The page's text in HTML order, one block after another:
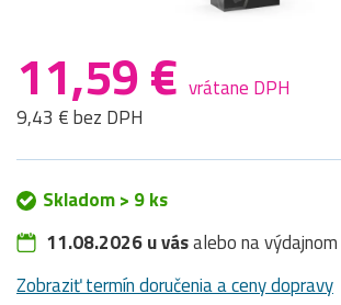
11,59 € vrátane DPH
9,43 € bez DPH
Skladom > 9 ks
11.08.2026 u vásalebo na
Zobraziť termín doručenia a ceny dopravy